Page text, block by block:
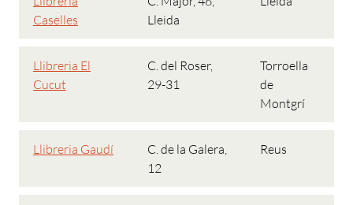
Caselles
Lleida
Llibreria El
Cucut
C. del Roser,
29-31
Torroella
de
Montgrí
Llibreria Gaudí
C. de la Galera,
12
Reus